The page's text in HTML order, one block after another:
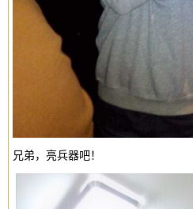
兄弟，亮兵器吧！